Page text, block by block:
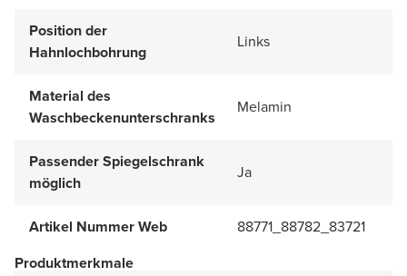
Position der
Hahnlochbohrung
Links
Material des
Waschbeckenunterschranks
Melamin
Passender Spiegelschrank
möglich
Ja
Artikel Nummer Web
88771_88782_83721
Produktmerkmale